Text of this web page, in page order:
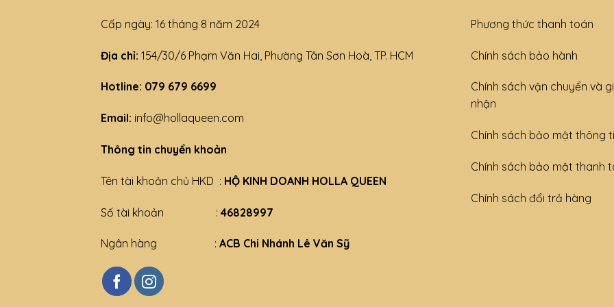
Cấp ngày: 16 tháng 8 năm 2024
Địa chỉ: 154/30/6 Phạm Văn Hai, Phường Tân Sơn Hoà, TP. HCM
Hotline: 079 679 6699
Email: info@hollaqueen.com
Thông tin chuyển khoản
Tên tài khoản chủ HKD : HỘ KINH DOANH HOLLA QUEEN
Số tài khoản : 46828997
Ngân hàng : ACB Chi Nhánh Lê Văn Sỹ
Phương thức thanh toán
Chính sách bảo hành
Chính sách vận chuyển và
nhận
Chính sách bảo mật thông
Chính sách bảo mật thanh
Chính sách đổi trả hàng